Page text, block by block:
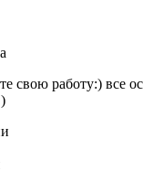
свою работу:) все